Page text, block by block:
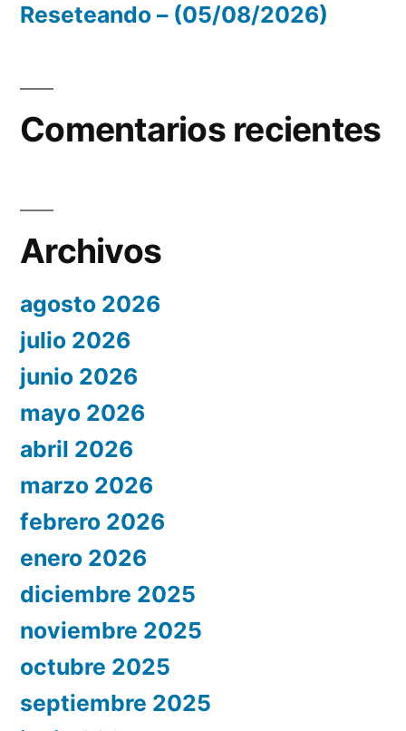
Reseteando – (05/08/2026)
Comentarios recientes
Archivos
agosto 2026
julio 2026
junio 2026
mayo 2026
abril 2026
marzo 2026
febrero 2026
enero 2026
diciembre 2025
noviembre 2025
octubre 2025
septiembre 2025